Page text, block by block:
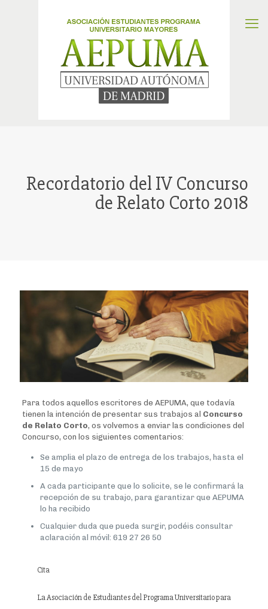
Recordatorio del IV Concurso
de Relato Corto 2018
Para todos aquellos escritores de AEPUMA, que todavía
tienen la intención de presentar sus trabajos al Concurso
de Relato Corto, os volvemos a enviar las condiciones del
Concurso, con los siguientes comentarios:
Se amplia el plazo de entrega de los trabajos, hasta el
15 de mayo
A cada participante que lo solicite, se le confirmará la
recepción de su trabajo, para garantizar que AEPUMA
lo ha recibido
Cualquier duda que pueda surgir, podéis consultar
aclaración al móvil: 619 27 26 50
Cita
La Asociación de Estudiantes del Programa Universitario para